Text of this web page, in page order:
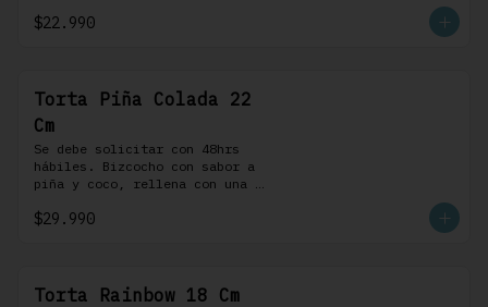
coco, cubierta con buttercream
$22.990
Torta Piña Colada 22
Cm
Se debe solicitar con 48hrs
hábiles. Bizcocho con sabor a
piña y coco, rellena con una
coco, cubierta con buttercream
$29.990
Torta Rainbow 18 Cm